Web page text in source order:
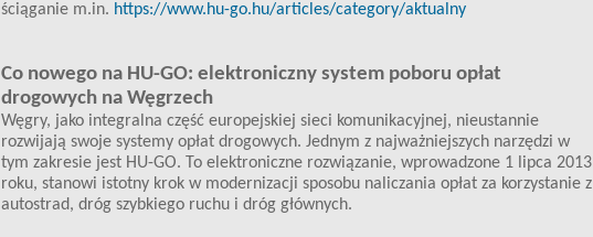
ściąganie m.in. https://www.hu-go.hu/articles/category/aktualny
Co nowego na HU-GO: elektroniczny system poboru opłat
drogowych na Węgrzech
Węgry, jako integralna część europejskiej sieci komunikacyjnej, nieustannie
rozwijają swoje systemy opłat drogowych. Jednym z najważniejszych narzędzi w
tym zakresie jest HU-GO. To elektroniczne rozwiązanie, wprowadzone 1 lipca 2013
roku, stanowi istotny krok w modernizacji sposobu naliczania opłat za korzystanie z
autostrad, dróg szybkiego ruchu i dróg głównych.